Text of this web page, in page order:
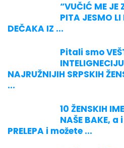
“VUČIĆ ME JE
PITA JESMO LI
DEČAKA IZ ...
Pitali smo
NAJRUŽNIJIH SRPSKIH
...
10 ŽENSKIH
NAŠE BAKE,
PRELEPA i možete ...